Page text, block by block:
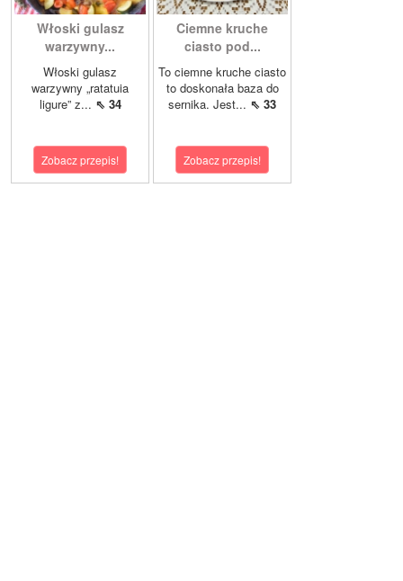
Włoski gulasz
warzywny...
Włoski gulasz
warzywny „ratatuia
ligure” z... ⇖ 34
Zobacz przepis!
Ciemne kruche
ciasto pod...
To ciemne kruche ciasto
to doskonała baza do
sernika. Jest... ⇖ 33
Zobacz przepis!